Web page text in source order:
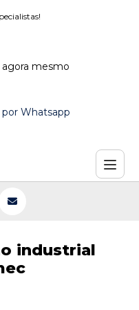
mesmo
Whatsapp
reconhecido pelo mec
industrial